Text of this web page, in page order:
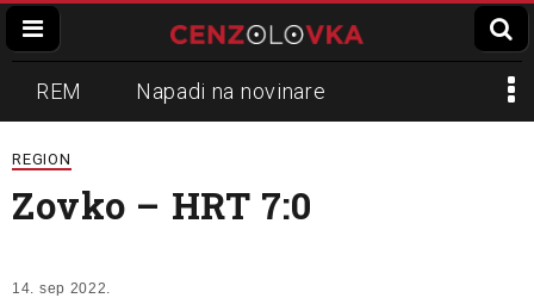
REM Napadi na novinare
Zvučni top
Propaganda Lokalni mediji
REGION
Zovko – HRT 7:0
14. sep 2022.